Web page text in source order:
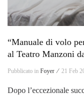
“Manuale di volo
al Teatro Manzoni
Pubblicato in Foyer ⁄ 21 Feb
Dopo l’eccezionale